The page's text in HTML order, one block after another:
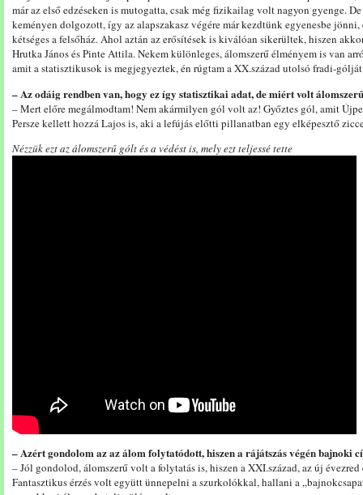
már az első edzéseken is mutogatta, csak még fizikailag volt nagyon gyenge.
keményen dolgozott, így az alapszakasz végére már kezdtünk egyenesbe
kétséges a felsőház. Ahol aztán az erősítések is kiválóan sikerültek, hiszen
Hrutka János és Pinte Attila. Nekem különleges, álomszerű élményem is van
amit a statisztikusok is megjegyeztek, én rúgtam a XX.század utolsó fradi-
– Az odáig rendben van, hogy ez így statisztikai adat, de miért volt
– Mert előre megálmodtam! Nem akármilyen gól volt az! Győztes gól, amit
Persze kellett hozzá Lajos is, aki a lefújás előtti pillanatban egy elképesztő
Nézzük ezt az álomszerű gólt és a védést is, mely ezt teljessé tette
– Azért gondolom az az álom folytatódott, hiszen a rájátszás végén bajnoki
– Jól gondolod, álomszerű volt a folytatás is, hiszen a XXI.század, az új
Fantasztikus érzés volt együtt ünnepelni a szurkolókkal, hallani a